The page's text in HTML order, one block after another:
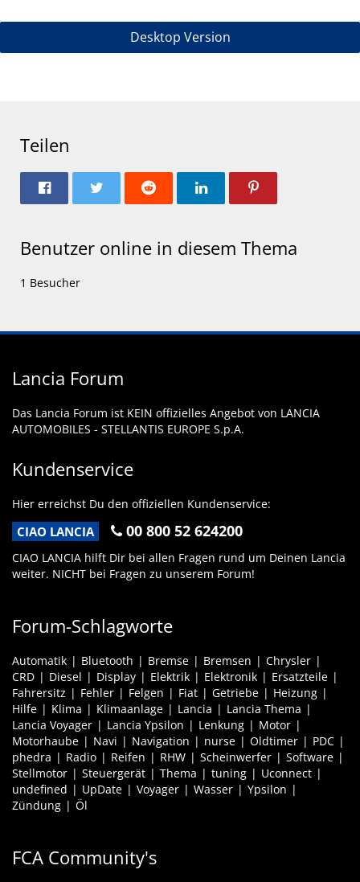
Desktop Version
Teilen
Benutzer online in diesem Thema
1 Besucher
Lancia Forum
Das Lancia Forum ist KEIN offizielles Angebot von LANCIA
AUTOMOBILES - STELLANTIS EUROPE S.p.A.
Kundenservice
Hier erreichst Du den offiziellen Kundenservice:
CIAO LANCIA 00 800 52 624200
CIAO LANCIA hilft Dir bei allen Fragen rund um Deinen Lancia
weiter. NICHT bei Fragen zu unserem Forum!
Forum-Schlagworte
Automatik Bluetooth Bremse Bremsen
Chrysler
CRD
Diesel Display Elektrik Elektronik
Ersatzteile
Fahrersitz
Fehler Felgen Fiat Getriebe
Heizung
Hilfe
Klima Klimaanlage Lancia
Lancia Thema
Lancia Voyager
Lancia Ypsilon Lenkung
Motor
Motorhaube
Navi Navigation nurse Oldtimer
PDC
phedra
Radio Reifen RHW Scheinwerfer
Software
Stellmotor
Steuergerät Thema tuning
Uconnect
undefined
UpDate Voyager Wasser
Ypsilon
Zündung
Öl
FCA Community's